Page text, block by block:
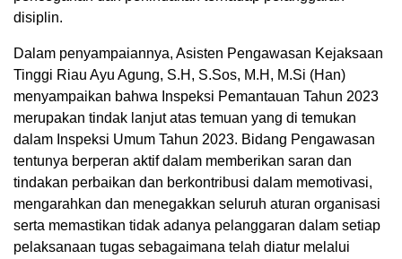
disiplin.
Dalam penyampaiannya, Asisten Pengawasan Kejaksaan
Tinggi Riau Ayu Agung, S.H, S.Sos, M.H, M.Si (Han)
menyampaikan bahwa Inspeksi Pemantauan Tahun 2023
merupakan tindak lanjut atas temuan yang di temukan
dalam Inspeksi Umum Tahun 2023. Bidang Pengawasan
tentunya berperan aktif dalam memberikan saran dan
tindakan perbaikan dan berkontribusi dalam memotivasi,
mengarahkan dan menegakkan seluruh aturan organisasi
serta memastikan tidak adanya pelanggaran dalam setiap
pelaksanaan tugas sebagaimana telah diatur melalui